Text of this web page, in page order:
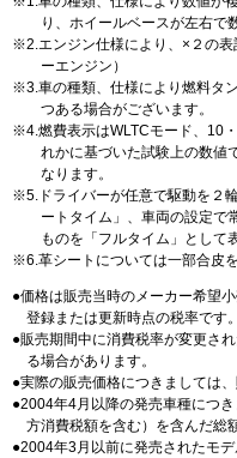
り、ホイールベースが左右で
2.エンジン仕様により、×２の
ーエンジン）
3.車の種類、仕様により燃料タ
つある場合がございます。
4.燃費表示はWLTCモード、10
れかに基づいた試験上の数値
なります。
5.ドライバーが任意で駆動を２
ートタイム」、車両の設定で
ものを「フルタイム」として
6.革シートについては一部合皮
価格は販売当時のメーカー希望
登録または更新時点の税率です。
販売期間中に消費税率が変更さ
る場合があります。
実際の販売価格につきましては
2004年4月以降の発売車種につ
方消費税額を含む）を含んだ総
2004年3月以前に発売されたモ